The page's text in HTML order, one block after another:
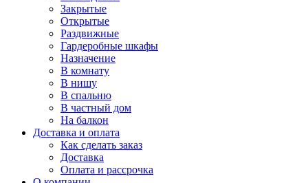
Закрытые
Открытые
Раздвижные
Гардеробные шкафы
Назначение
В комнату
В нишу
В спальню
В частный дом
На балкон
Доставка и оплата
Как сделать заказ
Доставка
Оплата и рассрочка